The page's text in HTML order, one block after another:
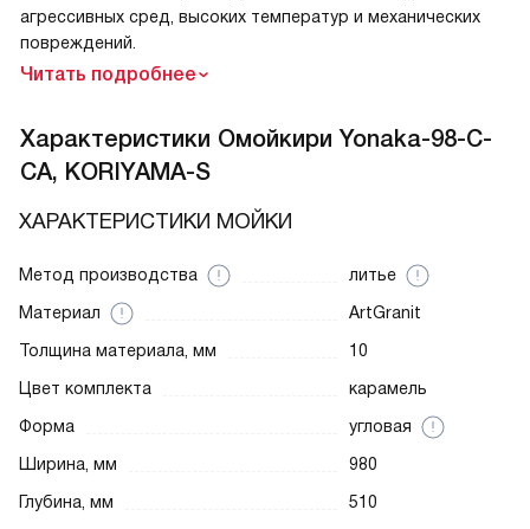
агрессивных сред, высоких температур и механических
повреждений.
Читать подробнее
Характеристики Омойкири Yonaka-98-C-
CA, KORIYAMA-S
ХАРАКТЕРИСТИКИ МОЙКИ
Метод производства
литье
Материал
ArtGranit
Толщина материала, мм
10
Цвет комплекта
карамель
Форма
угловая
Ширина, мм
980
Глубина, мм
510